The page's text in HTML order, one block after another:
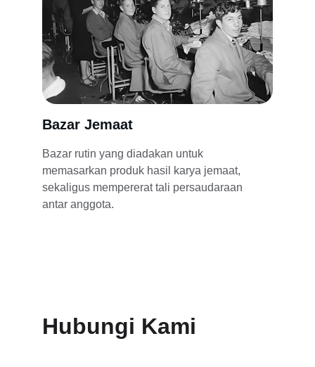
Bazar Jemaat
Bazar rutin yang diadakan untuk
memasarkan produk hasil karya jemaat,
sekaligus mempererat tali persaudaraan
antar anggota.
Hubungi Kami